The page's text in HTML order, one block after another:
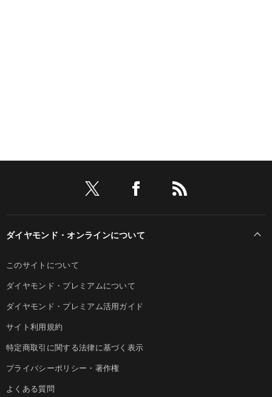
ダイヤモンド・オンラインについて
このサイトについて
ダイヤモンド・プレミアムについて
ダイヤモンド・プレミアム活用ガイド
サイト利用規約
特定商取引に関する法律に基づく表示
プライバシーポリシー・著作権
よくある質問